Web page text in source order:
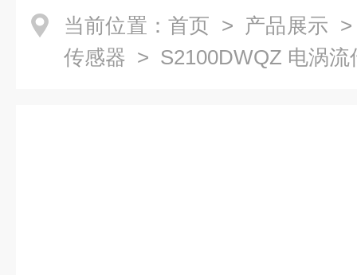
当前位置： 首页 > 产品展示
传感器 > S2100DWQZ 电涡流